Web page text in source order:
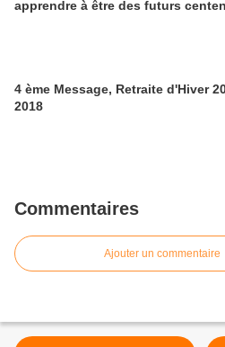
apprendre à être des futurs
4 ème Message, Retraite d'Hiver
2018
Commentaires
Ajouter un commentaire